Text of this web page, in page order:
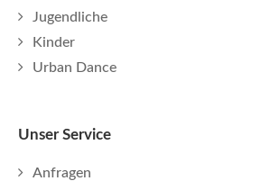
Jugendliche
Kinder
Urban Dance
Unser Service
Anfragen